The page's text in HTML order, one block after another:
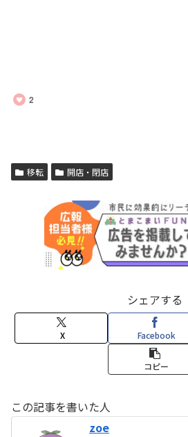
2
移転 開店・閉店
シェアする
X Facebook
コピー
この記事を書いた人
zoe